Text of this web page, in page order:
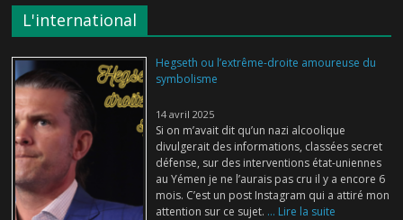
L'international
Hegseth ou l’extrême-droite amoureuse du
symbolisme
14 avril 2025
Si on m’avait dit qu’un nazi alcoolique
divulgerait des informations, classées secret
défense, sur des interventions état-uniennes
au Yémen je ne l’aurais pas cru il y a encore 6
mois. C’est un post Instagram qui a attiré mon
attention sur ce sujet. ... Lire la suite